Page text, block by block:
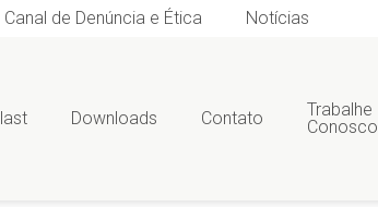
Canal de Denúncia e Ética Notícias
Downloads Contato
Trabalhe
Conosco